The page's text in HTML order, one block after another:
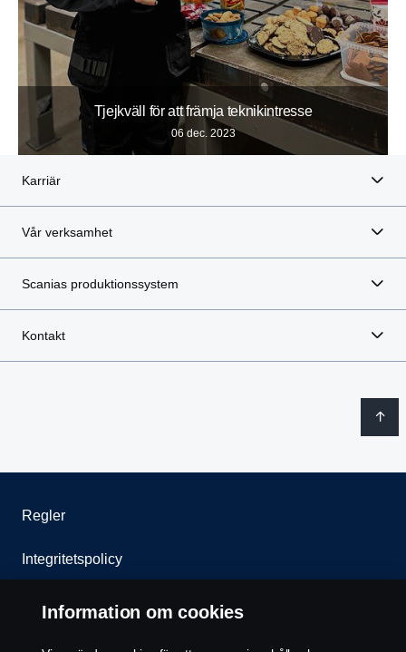
Tjejkväll för att främja teknikintresse
06 dec. 2023
Karriär
Vår verksamhet
Scanias produktionssystem
Kontakt
Regler
Integritetspolicy
Kontakta oss
Visselblåsning
Information om cookies